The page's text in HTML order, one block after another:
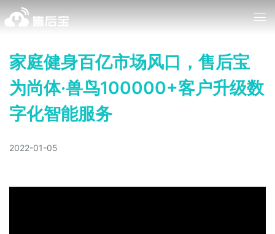
家庭健身百亿市场风口，售后宝
为尚体·兽鸟100000+客户升级数
字化智能服务
2022-01-05